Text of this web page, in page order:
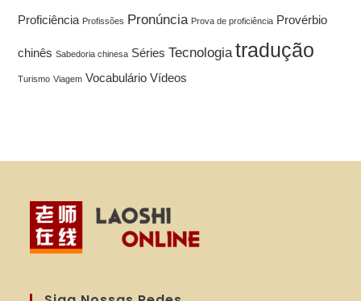
Proficiência Profissões Pronúncia Prova de proficiência Provérbio
chinês Sabedoria chinesa Séries Tecnologia tradução
Turismo Viagem Vocabulário Vídeos